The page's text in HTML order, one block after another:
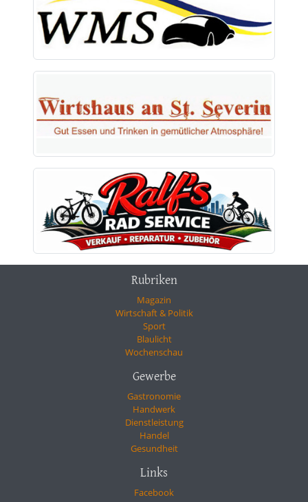
Rubriken
Magazin
Wirtschaft & Politik
Sport
Blaulicht
Wochenschau
Gewerbe
Gastronomie
Handwerk
Dienstleistung
Handel
Gesundheit
Links
Facebook